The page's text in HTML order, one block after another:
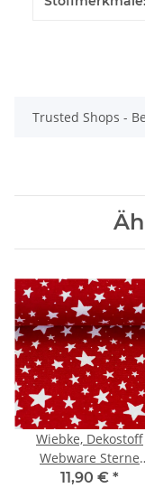
Trusted Shops -
Wiebke, Dekostoff
Webware Sterne
rot/weiß
11,90 € *